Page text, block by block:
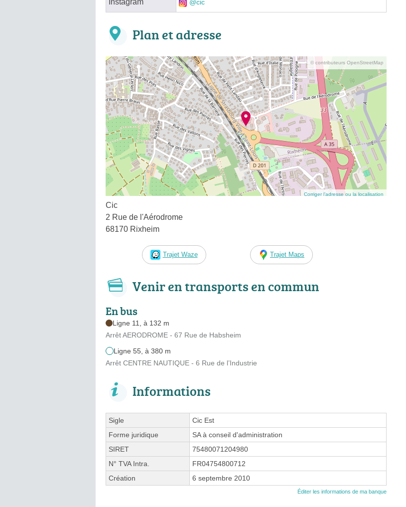
@cic
Plan et adresse
© contributeurs OpenStreetMap
Corriger l’adresse ou la localisation
Cic
2 Rue de l'Aérodrome
68170 Rixheim
Trajet Waze Trajet Maps
Venir en transports en commun
En bus
Ligne 11, à 132 m
Arrêt AERODROME - 67 Rue de Habsheim
Ligne 55, à 380 m
Arrêt CENTRE NAUTIQUE - 6 Rue de l’Industrie
Informations
Sigle
Cic Est
Forme juridique
SA à conseil d'administration
SIRET
75480071204980
N° TVA Intra.
FR04754800712
Création
6 septembre 2010
Éditer les informations de ma banque